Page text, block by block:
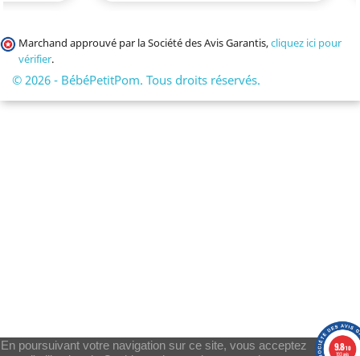
En poursuivant votre navigation sur ce site, vous acceptez
Marchand approuvé par la Société des Avis Garantis,cliquez ici pour
vérifier.
© 2026 - BébéPetitPom. Tous droits réservés.
9.8/10
193 avis